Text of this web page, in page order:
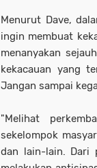
Menurut Dave,
ingin membuat
menanyakan
kekacauan yang
Jangan sampai
"Melihat
sekelompok
dan lain-lain. Dari